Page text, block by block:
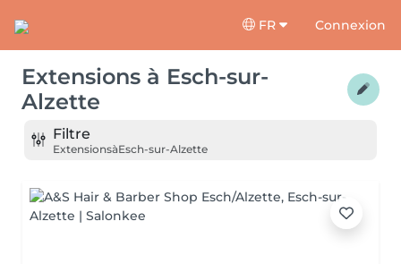
FR Connexion
Extensions à Esch-sur-
Alzette
Filtre
ExtensionsàEsch-sur-Alzette